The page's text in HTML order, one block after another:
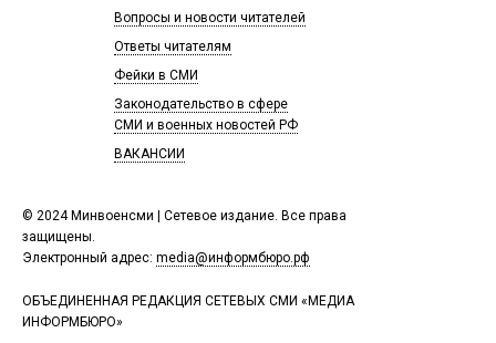
© 2024 Минвоенсми | Сетевое издание. Все права
защищены.
Электронный адрес: media@информбюро.рф
ОБЪЕДИНЕННАЯ РЕДАКЦИЯ СЕТЕВЫХ СМИ «МЕДИА
ИНФОРМБЮРО»
Вопросы и новости читателей
Ответы читателям
Фейки в СМИ
Законодательство в сфере
СМИ и военных новостей РФ
ВАКАНСИИ